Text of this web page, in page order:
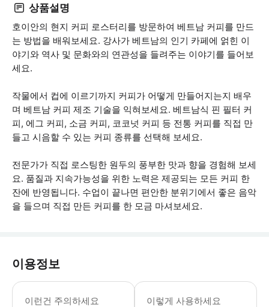
상품설명
호이안의 현지 커피 로스터리를 방문하여 베트남 커피를 만드
는 방법을 배워보세요. 강사가 베트남의 인기 카페에 얽힌 이
야기와 역사 및 문화와의 연관성을 들려주는 이야기를 들어보
세요.
작물에서 컵에 이르기까지 커피가 어떻게 만들어지는지 배우
며 베트남 커피 제조 기술을 익혀보세요. 베트남식 핀 필터 커
피, 에그 커피, 소금 커피, 코코넛 커피 등 전통 커피를 직접 만
들고 시음할 수 있는 커피 종류를 선택해 보세요.
전문가가 직접 로스팅한 원두의 풍부한 맛과 향을 경험해 보세
요. 품질과 지속가능성을 위한 노력은 제공되는 모든 커피 한
잔에 반영됩니다. 수업이 끝나면 편안한 분위기에서 좋은 음악
을 들으며 직접 만든 커피를 한 모금 마셔보세요.
이용정보
이런건 주의하세요
직접 커피를 만들어보는 체험을 위해
이렇게 사용하세요